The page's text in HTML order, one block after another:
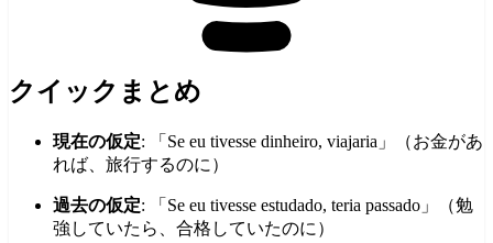
クイックまとめ
現在の仮定: 「Se eu tivesse dinheiro, viajaria」（お金があ
れば、旅行するのに）
過去の仮定: 「Se eu tivesse estudado, teria passado」（勉
強していたら、合格していたのに）